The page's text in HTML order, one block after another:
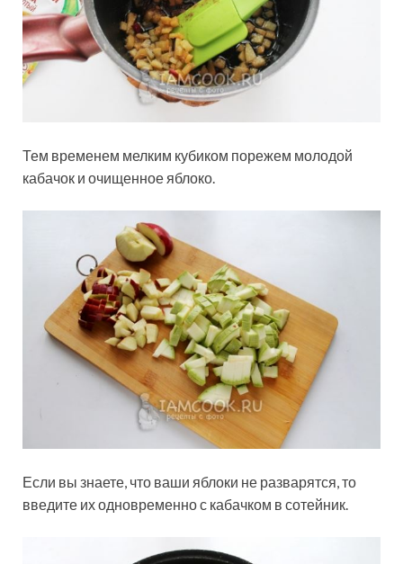
Тем временем мелким кубиком порежем молодой
кабачок и очищенное яблоко.
Если вы знаете, что ваши яблоки не разварятся, то
введите их одновременно с кабачком в сотейник.